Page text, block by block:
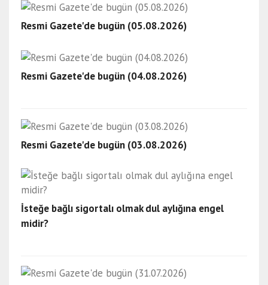
Resmi Gazete'de bugün (05.08.2026)
Resmi Gazete'de bugün (04.08.2026)
Resmi Gazete'de bugün (03.08.2026)
İsteğe bağlı sigortalı olmak dul aylığına engel
midir?